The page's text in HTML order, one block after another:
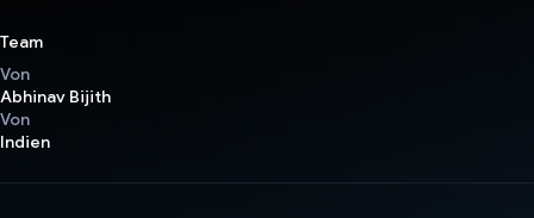
Team
Von
Abhinav Bijith
Von
Indien